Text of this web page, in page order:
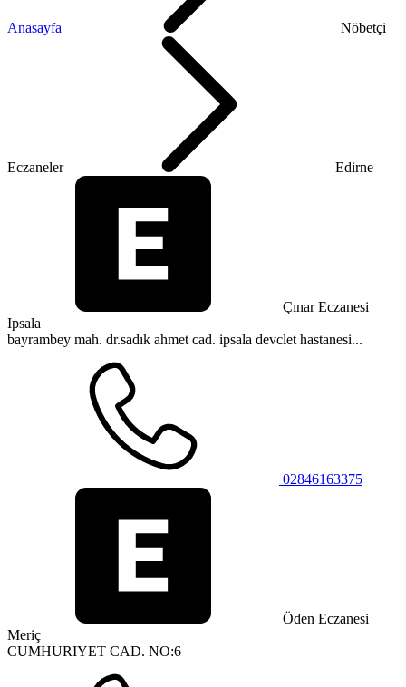
Anasayfa Nöbetçi
Eczaneler Edirne
Çınar Eczanesi
Ipsala
bayrambey mah. dr.sadık ahmet cad. ipsala devclet hastanesi...
02846163375
Öden Eczanesi
Meriç
CUMHURIYET CAD. NO:6